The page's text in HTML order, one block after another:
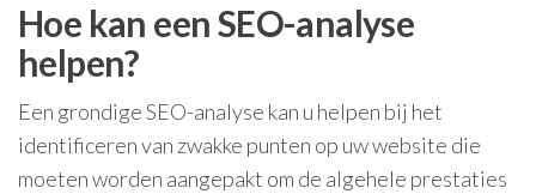
Hoe kan een SEO-analyse
helpen?
Een grondige SEO-analyse kan u helpen bij het
identificeren van zwakke punten op uw website die
moeten worden aangepakt om de algehele prestaties